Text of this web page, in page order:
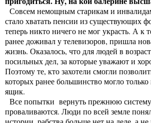
Совсем немощным старикам и
стало хватать пенсии из существующих
теперь никто ничего не мог украсть. А к
ранее доживал у телевизоров, пришла
жизнь. Оказалось, что для людей в
посильных дел, за которые уважают и
Поэтому те, кто захотели смогли
которых ранее большинство могло только
ящик.
Все попытки вернуть прежнюю
проваливаются. Люди по всей земле